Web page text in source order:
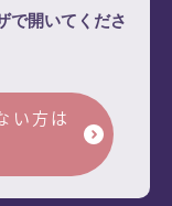
で開いてくださ
い方は